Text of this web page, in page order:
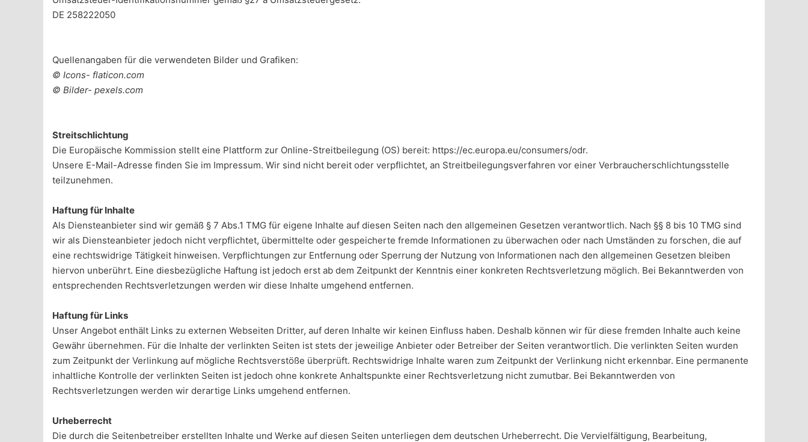
DE 258222050
Quellenangaben für die verwendeten Bilder und Grafiken:
© Icons- flaticon.com
© Bilder- pexels.com
Streitschlichtung
Die Europäische Kommission stellt eine Plattform zur Online-Streitbeilegung (OS) bereit: https://ec.europa.eu/consumers/odr.
Unsere E-Mail-Adresse finden Sie im Impressum. Wir sind nicht bereit oder verpflichtet, an Streitbeilegungsverfahren vor einer Verbraucherschlichtungsstelle
teilzunehmen.
Haftung für Inhalte
Als Diensteanbieter sind wir gemäß § 7 Abs.1 TMG für eigene Inhalte auf diesen Seiten nach den allgemeinen Gesetzen verantwortlich. Nach §§ 8 bis 10 TMG sind
wir als Diensteanbieter jedoch nicht verpflichtet, übermittelte oder gespeicherte fremde Informationen zu überwachen oder nach Umständen zu forschen, die auf
eine rechtswidrige Tätigkeit hinweisen. Verpflichtungen zur Entfernung oder Sperrung der Nutzung von Informationen nach den allgemeinen Gesetzen bleiben
hiervon unberührt. Eine diesbezügliche Haftung ist jedoch erst ab dem Zeitpunkt der Kenntnis einer konkreten Rechtsverletzung möglich. Bei Bekanntwerden von
entsprechenden Rechtsverletzungen werden wir diese Inhalte umgehend entfernen.
Haftung für Links
Unser Angebot enthält Links zu externen Webseiten Dritter, auf deren Inhalte wir keinen Einfluss haben. Deshalb können wir für diese fremden Inhalte auch keine
Gewähr übernehmen. Für die Inhalte der verlinkten Seiten ist stets der jeweilige Anbieter oder Betreiber der Seiten verantwortlich. Die verlinkten Seiten wurden
zum Zeitpunkt der Verlinkung auf mögliche Rechtsverstöße überprüft. Rechtswidrige Inhalte waren zum Zeitpunkt der Verlinkung nicht erkennbar. Eine permanente
inhaltliche Kontrolle der verlinkten Seiten ist jedoch ohne konkrete Anhaltspunkte einer Rechtsverletzung nicht zumutbar. Bei Bekanntwerden von
Rechtsverletzungen werden wir derartige Links umgehend entfernen.
Urheberrecht
Die durch die Seitenbetreiber erstellten Inhalte und Werke auf diesen Seiten unterliegen dem deutschen Urheberrecht. Die Vervielfältigung, Bearbeitung,